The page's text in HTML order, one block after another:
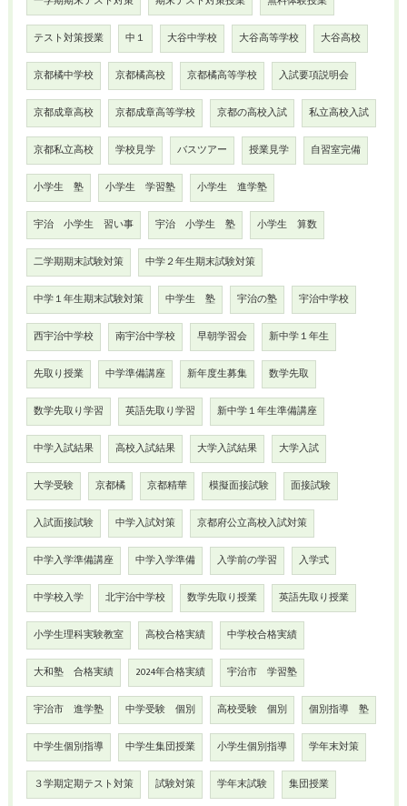
テスト対策授業 中１ 大谷中学校 大谷高等学校 大谷高校
京都橘中学校 京都橘高校 京都橘高等学校 入試要項説明会
京都成章高校 京都成章高等学校 京都の高校入試 私立高校入試
京都私立高校 学校見学 バスツアー 授業見学 自習室完備
小学生 塾 小学生 学習塾 小学生 進学塾
宇治 小学生 習い事 宇治 小学生 塾 小学生 算数
二学期期末試験対策 中学２年生期末試験対策
中学１年生期末試験対策 中学生 塾 宇治の塾 宇治中学校
西宇治中学校 南宇治中学校 早朝学習会 新中学１年生
先取り授業 中学準備講座 新年度生募集 数学先取
数学先取り学習 英語先取り学習 新中学１年生準備講座
中学入試結果 高校入試結果 大学入試結果 大学入試
大学受験 京都橘 京都精華 模擬面接試験 面接試験
入試面接試験 中学入試対策 京都府公立高校入試対策
中学入学準備講座 中学入学準備 入学前の学習 入学式
中学校入学 北宇治中学校 数学先取り授業 英語先取り授業
小学生理科実験教室 高校合格実績 中学校合格実績
大和塾 合格実績 2024年合格実績 宇治市 学習塾
宇治市 進学塾 中学受験 個別 高校受験 個別 個別指導 塾
中学生個別指導 中学生集団授業 小学生個別指導 学年末対策
３学期定期テスト対策 試験対策 学年末試験 集団授業